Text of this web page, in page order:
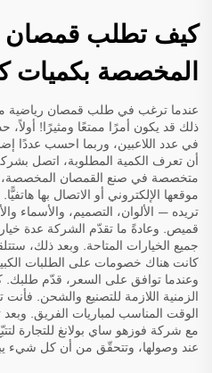
كيف تطلب قمصان
المخصصة بكميات
عندما ترغب في طلب قمصان رياضية
ذلك قد يكون أمرًا ممتعًا ومثيرًا! أولاً،
في عدد اللاعبين، وربما احسب عددًا
أن تعرف الكمية المطلوبة، اتصل بشركة
متخصصة في صنع القمصان المخصصة،
موقعها الإلكتروني أو الاتصال بها
تريده — الألوان، التصميم، والأسماء
قميص. وعادةً ما تقدّم الشركة عدة
جميع الخيارات المتاحة. وبعد ذلك،
كانت هناك خصومات على الطلبات
وعندما توافق على السعر، قدّم طلبك.
الزمنية اللازمة للتصنيع والشحن.
الوقت المناسب لمباريات الفريق.
مع شركة فوزهو ساي بولانغ للتجارة
عند وصولها، وتتحقّق من أن كل شيء